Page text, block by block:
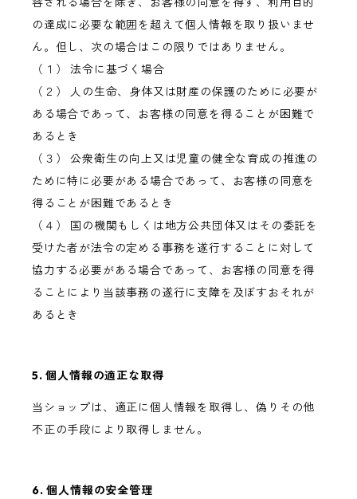
の達成に必要な範囲を超えて個人情報を取り扱いませ
ん。但し、次の場合はこの限りではありません。
（１） 法令に基づく場合
（２） 人の生命、身体又は財産の保護のために必要が
ある場合であって、お客様の同意を得ることが困難で
あるとき
（３） 公衆衛生の向上又は児童の健全な育成の推進の
ために特に必要がある場合であって、お客様の同意を
得ることが困難であるとき
（４） 国の機関もしくは地方公共団体又はその委託を
受けた者が法令の定める事務を遂行することに対して
協力する必要がある場合であって、お客様の同意を得
ることにより当該事務の遂行に支障を及ぼすおそれが
あるとき
5. 個人情報の適正な取得
当ショップは、適正に個人情報を取得し、偽りその他
不正の手段により取得しません。
6. 個人情報の安全管理